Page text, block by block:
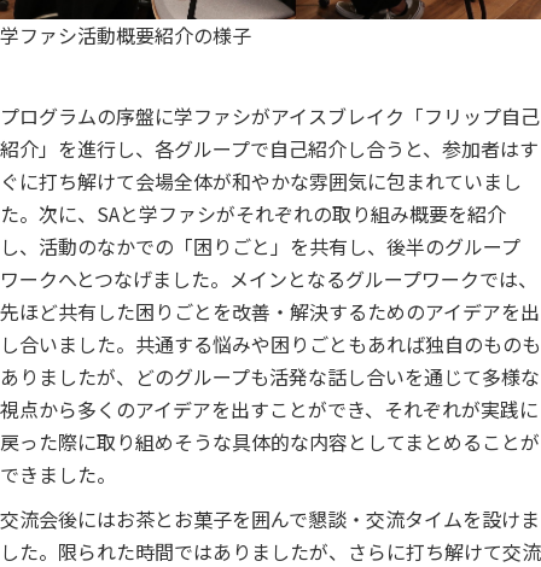
学ファシ活動概要紹介の様子
プログラムの序盤に学ファシがアイスブレイク「フリップ自己
紹介」を進行し、各グループで自己紹介し合うと、参加者はす
ぐに打ち解けて会場全体が和やかな雰囲気に包まれていまし
た。次に、 SAと学ファシがそれぞれの取り組み概要を紹介
し、活動のなかでの「困りごと」を共有し、後半のグループ
ワークへとつなげました。メインとなるグループワークでは、
先ほど共有した困りごとを改善・解決するためのアイデアを出
し合いました。共通する悩みや困りごともあれば独自のものも
ありましたが、どのグループも活発な話し合いを通じて多様な
視点から多くのアイデアを出すことができ、それぞれが実践に
戻った際に取り組めそうな具体的な内容としてまとめることが
できました。
交流会後にはお茶とお菓子を囲んで懇談・交流タイムを設けま
した。限られた時間ではありましたが、さらに打ち解けて交流